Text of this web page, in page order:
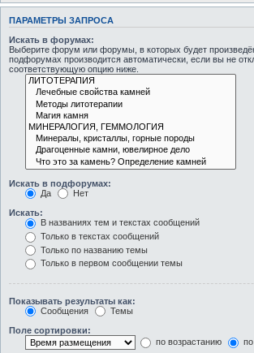
ПАРАМЕТРЫ ЗАПРОСА
Искать в форумах:
Выберите форум или форумы, в которых будет
подфорумах производится автоматически, если вы не
соответствующую опцию ниже.
Искать в подфорумах:
Да
Нет
Искать:
В названиях тем и текстах сообщений
Только в текстах сообщений
Только по названию темы
Только в первом сообщении темы
Показывать результаты как:
Сообщения
Темы
Поле сортировки:
по возрастанию